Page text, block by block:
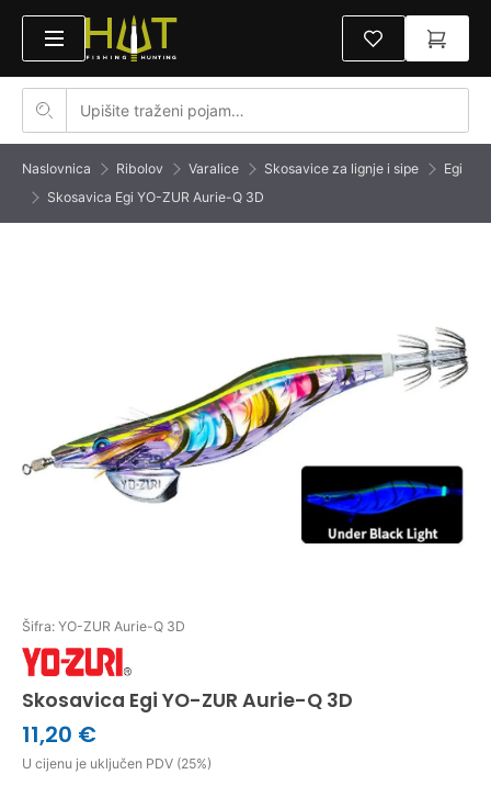
Naslovnica Ribolov Varalice Skosavice za lignje i sipe
Egi
Skosavica Egi YO-ZUR Aurie-Q 3D
Šifra: YO-ZUR Aurie-Q 3D
Skosavica Egi YO-ZUR Aurie-Q 3D
11,20 €
U cijenu je uključen PDV (25%)